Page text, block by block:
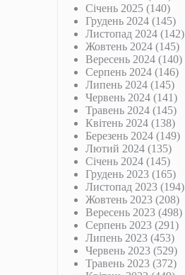
Січень 2025 (140)
Грудень 2024 (145)
Листопад 2024 (142)
Жовтень 2024 (145)
Вересень 2024 (140)
Серпень 2024 (146)
Липень 2024 (145)
Червень 2024 (141)
Травень 2024 (145)
Квітень 2024 (138)
Березень 2024 (149)
Лютий 2024 (135)
Січень 2024 (145)
Грудень 2023 (165)
Листопад 2023 (194)
Жовтень 2023 (208)
Вересень 2023 (498)
Серпень 2023 (291)
Липень 2023 (453)
Червень 2023 (529)
Травень 2023 (372)